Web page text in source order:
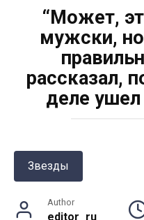
“Может,
мужски,
рассказал,
деле ушел
Звезды
Author
editor_ru